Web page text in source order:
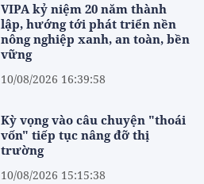
VIPA kỷ niệm 20 năm thành
lập, hướng tới phát triển nền
nông nghiệp xanh, an toàn, bền
vững
10/08/2026 16:39:58
Kỳ vọng vào câu chuyện "thoái
vốn" tiếp tục nâng đỡ thị
trường
10/08/2026 15:15:38